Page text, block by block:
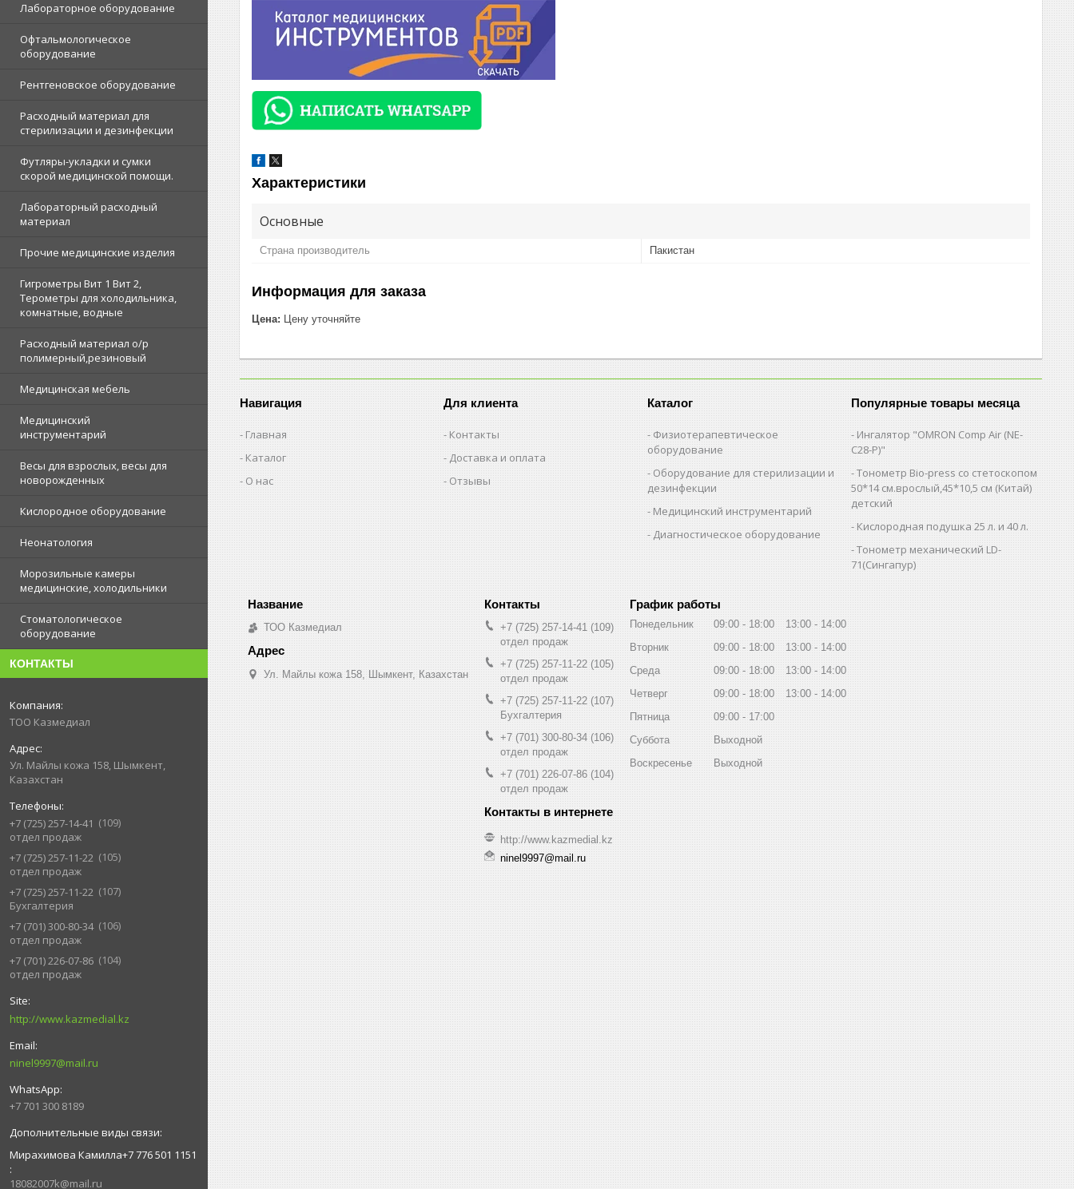
Лабораторное оборудование
Офтальмологическое
оборудование
Рентгеновское оборудование
Расходный материал для
стерилизации и дезинфекции
Футляры-укладки и сумки
скорой медицинской помощи.
Лабораторный расходный
материал
Прочие медицинские изделия
Гигрометры Вит 1 Вит 2,
Терометры для холодильника,
комнатные, водные
Расходный материал о/р
полимерный,резиновый
Медицинская мебель
Медицинский
инструментарий
Весы для взрослых, весы для
новорожденных
Кислородное оборудование
Неонатология
Морозильные камеры
медицинские, холодильники
Стоматологическое
оборудование
КОНТАКТЫ
ТОО Казмедиал
Ул. Майлы кожа 158, Шымкент,
Казахстан
+7 (725) 257-14-41
109
отдел продаж
+7 (725) 257-11-22
105
отдел продаж
+7 (725) 257-11-22
107
Бухгалтерия
+7 (701) 300-80-34
106
отдел продаж
+7 (701) 226-07-86
104
отдел продаж
http://www.kazmedial.kz
ninel9997@mail.ru
+7 701 300 8189
Мирахимова Камилла+7 776 501 1151
18082007k@mail.ru
Характеристики
Основные
Страна производитель Пакистан
Информация для заказа
Цена: Цену уточняйте
Навигация
Главная
Каталог
О нас
Для клиента
Контакты
Доставка и оплата
Отзывы
Каталог
Физиотерапевтическое
оборудование
Оборудование для стерилизации и
дезинфекции
Медицинский инструментарий
Диагностическое оборудование
Популярные товары месяца
Ингалятор "OMRON Comp Air (NE-
C28-Р)"
Тонометр Bio-press со стетоскопом
50*14 см.врослый,45*10,5 см (Китай)
детский
Кислородная подушка 25 л. и 40 л.
Тонометр механический LD-
71(Сингапур)
ТОО Казмедиал
Ул. Майлы кожа 158, Шымкент, Казахстан
+7 (725) 257-14-41
109
отдел продаж
+7 (725) 257-11-22 105
отдел продаж
+7 (725) 257-11-22 107
Бухгалтерия
+7 (701) 300-80-34 106
отдел продаж
+7 (701) 226-07-86 104
отдел продаж
http://www.kazmedial.kz
ninel9997@mail.ru
График работы
Понедельник 09:00 18:00 13:00
14:00
Вторник
09:00 18:00 13:00
14:00
Среда
09:00 18:00 13:00
14:00
Четверг
09:00 18:00 13:00
14:00
Пятница
09:00
17:00
Суббота
Выходной
Воскресенье
Выходной